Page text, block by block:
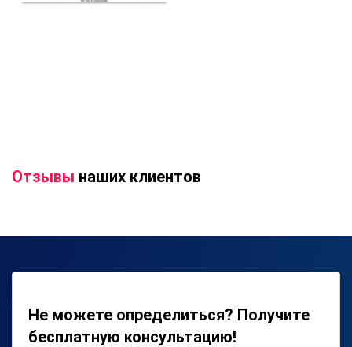
Отзывы наших клиентов
Не можете определиться? Получите
бесплатную консультацию!